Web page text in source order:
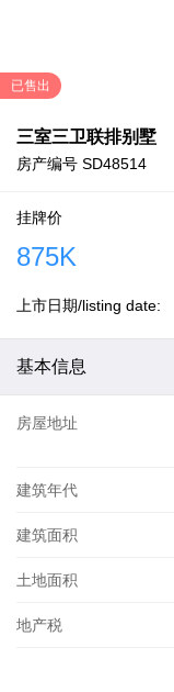
已售出
三室三卫联排别墅
房产编号 SD48514
挂牌价
875K
上市日期/listing date:
基本信息
房屋地址
建筑年代
建筑面积
土地面积
地产税